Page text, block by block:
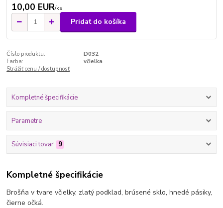
10,00 EUR/ks
Pridať do košíka
Číslo produktu:
D032
Farba:
včielka
Strážiť cenu / dostupnosť
Kompletné špecifikácie
Parametre
Súvisiaci tovar 9
Kompletné špecifikácie
Brošňa v tvare včielky, zlatý podklad, brúsené sklo, hnedé pásiky,
čierne očká.